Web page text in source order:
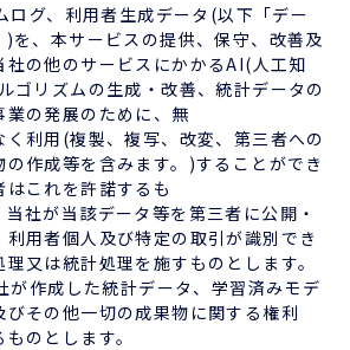
ログ、利用者生成データ(以下「デー
)を、本サービスの提供、保守、改善及
社の他のサービスにかかるAI(人工知
ゴリズムの生成・改善、統計データの
の発展のために、無
利用(複製、複写、改変、第三者への
作成等を含みます。)することができ
これを許諾するも
社が当該データ等を第三者に公開・
用者個人及び特定の取引が識別でき
又は統計処理を施すものとします。
が作成した統計データ、学習済みモデ
びその他一切の成果物に関する権利
のとします。